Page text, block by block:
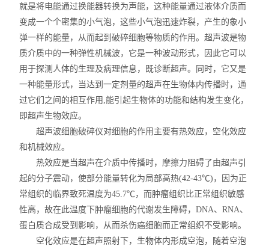
样品组织研磨仪
就是将电能通过换能器转换为声能，这种能量通过液体介质而
变成一个个密集的小气泡，这些小气泡迅速炸裂，产生的象小
弹一样的能量，从而起到破碎细胞等物质的作用。超声波是物
质介质中的一种弹性机械波，它是一种波动形式，因此它可以
用于探测人体的生理及病理信息，既诊断超声。同时，它又是
一种能量形式，当达到一定剂量的超声在生物体内传播时，通
过它们之间的相互作用,能引起生物体的功能和结构发生变化，
即超声生物效应。
超声波细胞破碎仪对细胞的作用主要有热效应，空化效应
和机械效应。
热效应是当超声在介质中传播时，摩擦力阻碍了由超声引
起的分子震动，使部分能量转化为局部高热(42-43℃)，因为正
常组织的临界致死温度为45.7℃，而肿瘤组织比正常组织敏感
性高，故在此温度下肿瘤细胞的代谢发生障碍，DNA、RNA、
蛋白质合成受到影响，从而杀伤癌细胞而正常组织不受影响。
空化效应是在超声照射下，生物体内形成空泡，随着空泡